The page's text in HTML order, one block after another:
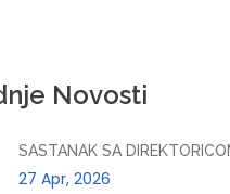
Novosti
SASTANAK SA
27 Apr, 2026